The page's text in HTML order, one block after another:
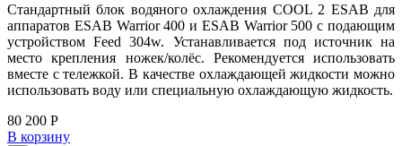
Стандартный блок водяного охлаждения COOL 2 ESAB для
аппаратов ESAB Warrior 400 и ESAB Warrior 500 с подающим
устройством Feed 304w. Устанавливается под источник на
место крепления ножек/колёс. Рекомендуется использовать
вместе с тележкой. В качестве охлаждающей жидкости можно
использовать воду или специальную охлаждающую жидкость.
80 200 Р
В корзину